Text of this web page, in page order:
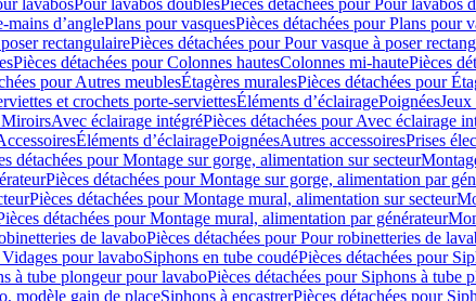
lavabosPour lavabos doublesPièces détachées pour Pour lavabos
mains d’anglePlans pour vasquesPièces détachées pour Plans pour
rectangulairePièces détachées pour Pour vasque à poser
Pièces détachées pour Colonnes hautesColonnes mi-hautePièces
pour Autres meublesÉtagères muralesPièces détachées pour
et crochets porte-serviettesÉléments d’éclairagePoignéesJeux
MiroirsAvec éclairage intégréPièces détachées pour Avec éclairage
Éléments d’éclairagePoignéesAutres accessoiresPrises
détachées pour Montage sur gorge, alimentation sur secteur
Pièces détachées pour Montage sur gorge, alimentation par
Pièces détachées pour Montage mural, alimentation sur secteur
détachées pour Montage mural, alimentation par générateur
de lavaboPièces détachées pour Pour robinetteries de
pour lavaboSiphons en tube coudéPièces détachées pour
à tube plongeur pour lavaboPièces détachées pour Siphons à tube
modèle gain de placeSiphons à encastrerPièces détachées pour